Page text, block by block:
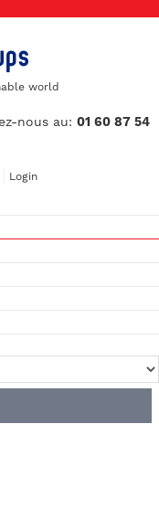
world
nous au: 01 60 87 54
Login